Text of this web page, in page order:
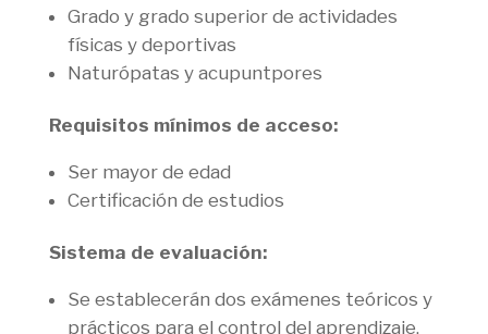
Grado y grado superior de actividades
físicas y deportivas
Naturópatas y acupuntpores
Requisitos mínimos de acceso:
Ser mayor de edad
Certificación de estudios
Sistema de evaluación:
Se establecerán dos exámenes teóricos y
prácticos para el control del aprendizaje,